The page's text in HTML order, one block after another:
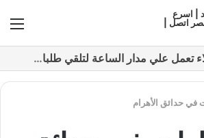
نقدم خدمات متعددة لدفع خدمة ونش انقاذ سيارات باستخدام طرق دفع متعددة كما نتميز بتقديم أرخص سعر و أعلي جوده
في حدائق الأهرام